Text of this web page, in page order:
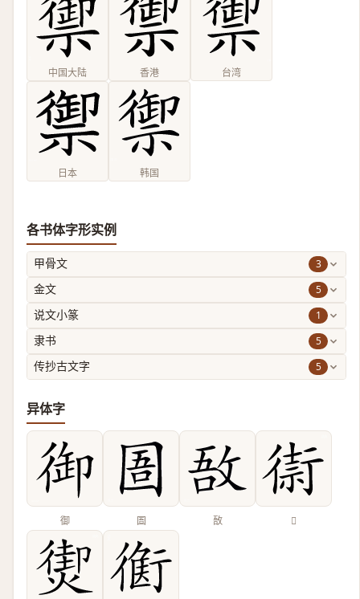
中国大陆 香港 台湾
日本 韩国
各书体字形实例
甲骨文 3
金文 5
说文小篆 1
隶书 5
传抄古文字 5
异体字
御 圄 敔 𢕥